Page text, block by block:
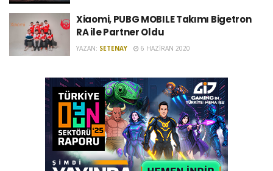
Xiaomi, PUBG MOBILE Takımı Bigetron
RA ile Partner Oldu
YAZAN: SETENAY 6 HAZIRAN 2020